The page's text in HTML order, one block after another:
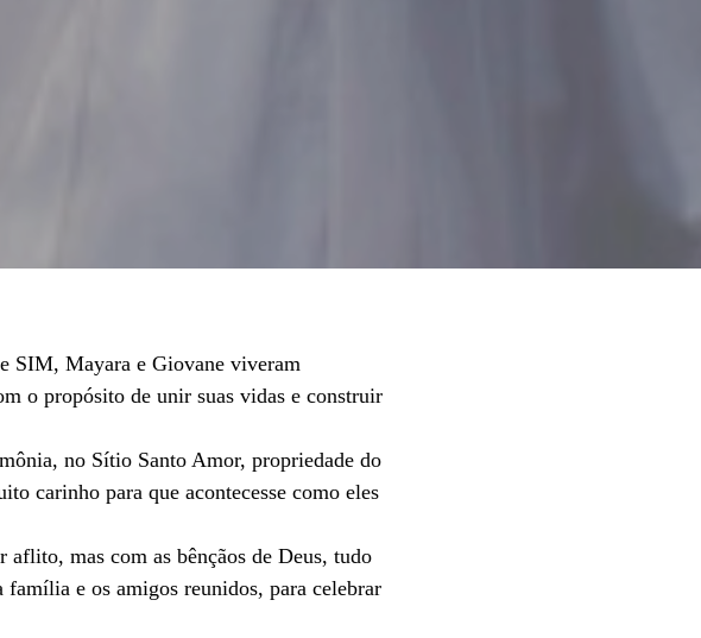
SIM, Mayara e Giovane viveram
o propósito de unir suas vidas e construir
no Sítio Santo Amor, propriedade do
carinho para que acontecesse como eles
mas com as bênçãos de Deus, tudo
e os amigos reunidos, para celebrar